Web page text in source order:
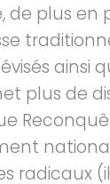
de plus en
ainsi
plus de
radicaux